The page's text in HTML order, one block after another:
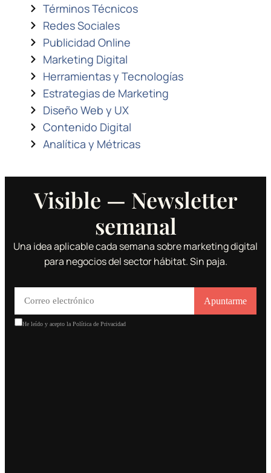
Términos Técnicos
Redes Sociales
Publicidad Online
Marketing Digital
Herramientas y Tecnologías
Estrategias de Marketing
Diseño Web y UX
Contenido Digital
Analítica y Métricas
Visible — Newsletter
semanal
Una idea aplicable cada semana sobre marketing digital
para negocios del sector hábitat. Sin paja.